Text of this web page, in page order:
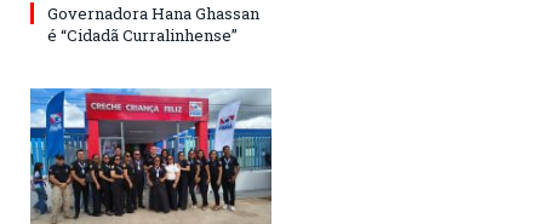
Governadora Hana Ghassan
é “Cidadã Curralinhense”